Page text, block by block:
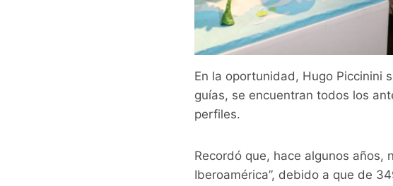
En la oportunidad, Hugo Piccinini
guías, se encuentran todos los
perfiles.
Recordó que, hace algunos
Iberoamérica”, debido a que de